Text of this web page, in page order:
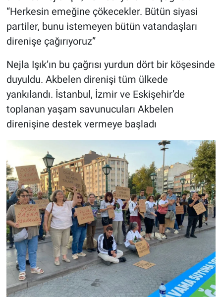
“Herkesin emeğine çökecekler. Bütün siyasi
partiler, bunu istemeyen bütün vatandaşları
direnişe çağırıyoruz”
Nejla Işık’ın bu çağrısı yurdun dört bir köşesinde
duyuldu. Akbelen direnişi tüm ülkede
yankılandı. İstanbul, İzmir ve Eskişehir’de
toplanan yaşam savunucuları Akbelen
direnişine destek vermeye başladı